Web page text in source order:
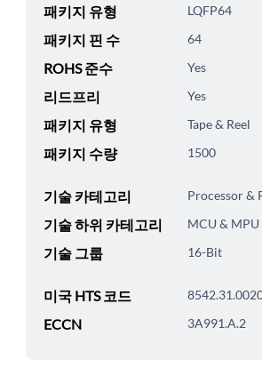
패키지 유형 LQFP64
패키지 핀 수 64
ROHS 준수 Yes
리드프리 Yes
패키지 유형 Tape & Reel
패키지 수량 1500
기술 카테고리 Processor &
기술 하위 카테고리 MCU & MPU
기술 그룹 16-Bit
미국 HTS 코드
ECCN 3A991.A.2